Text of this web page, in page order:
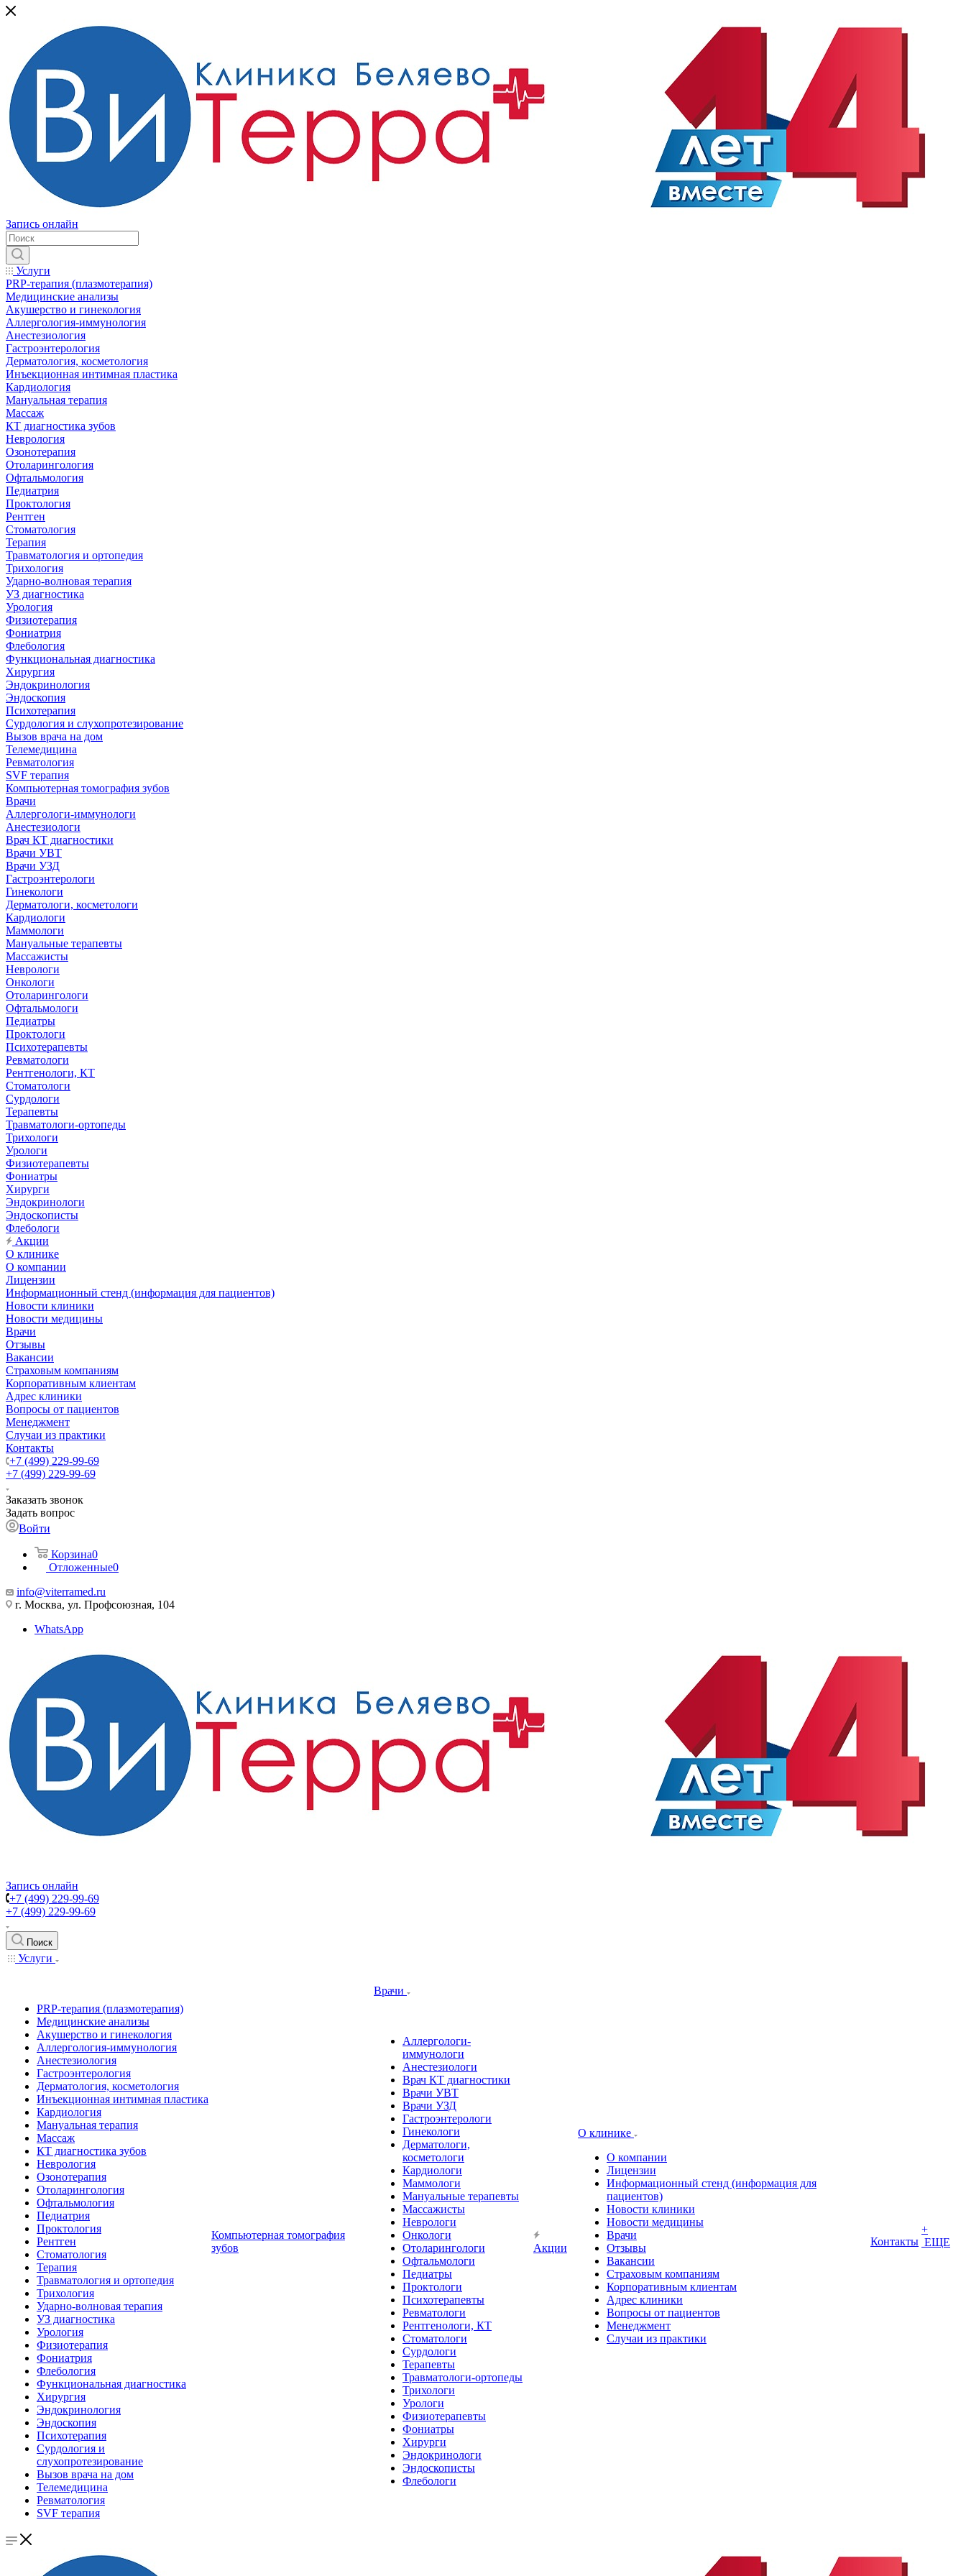
Запись онлайн
Услуги
PRP-терапия (плазмотерапия)
Медицинские анализы
Акушерство и гинекология
Аллергология-иммунология
Анестезиология
Гастроэнтерология
Дерматология, косметология
Инъекционная интимная пластика
Кардиология
Мануальная терапия
Массаж
КТ диагностика зубов
Неврология
Озонотерапия
Отоларингология
Офтальмология
Педиатрия
Проктология
Рентген
Стоматология
Терапия
Травматология и ортопедия
Трихология
Ударно-волновая терапия
УЗ диагностика
Урология
Физиотерапия
Фониатрия
Флебология
Функциональная диагностика
Хирургия
Эндокринология
Эндоскопия
Психотерапия
Сурдология и слухопротезирование
Вызов врача на дом
Телемедицина
Ревматология
SVF терапия
Компьютерная томография зубов
Врачи
Аллергологи-иммунологи
Анестезиологи
Врач КТ диагностики
Врачи УВТ
Врачи УЗД
Гастроэнтерологи
Гинекологи
Дерматологи, косметологи
Кардиологи
Маммологи
Мануальные терапевты
Массажисты
Неврологи
Онкологи
Отоларингологи
Офтальмологи
Педиатры
Проктологи
Психотерапевты
Ревматологи
Рентгенологи, КТ
Стоматологи
Сурдологи
Терапевты
Травматологи-ортопеды
Трихологи
Урологи
Физиотерапевты
Фониатры
Хирурги
Эндокринологи
Эндоскописты
Флебологи
Акции
О клинике
О компании
Лицензии
Информационный стенд (информация для пациентов)
Новости клиники
Новости медицины
Врачи
Отзывы
Вакансии
Страховым компаниям
Корпоративным клиентам
Адрес клиники
Вопросы от пациентов
Менеджмент
Случаи из практики
Контакты
+7 (499) 229-99-69
+7 (499) 229-99-69
Заказать звонок
Задать вопрос
Войти
Корзина0
Отложенные0
info@viterramed.ru
г. Москва, ул. Профсоюзная, 104
WhatsApp
Запись онлайн
+7 (499) 229-99-69
+7 (499) 229-99-69
Поиск
Услуги
PRP-терапия (плазмотерапия)
Медицинские анализы
Акушерство и гинекология
Аллергология-иммунология
Анестезиология
Гастроэнтерология
Дерматология, косметология
Инъекционная интимная пластика
Кардиология
Мануальная терапия
Массаж
КТ диагностика зубов
Неврология
Озонотерапия
Отоларингология
Офтальмология
Педиатрия
Проктология
Рентген
Стоматология
Терапия
Травматология и ортопедия
Трихология
Ударно-волновая терапия
УЗ диагностика
Урология
Физиотерапия
Фониатрия
Флебология
Функциональная диагностика
Хирургия
Эндокринология
Эндоскопия
Психотерапия
Сурдология и
слухопротезирование
Вызов врача на дом
Телемедицина
Ревматология
SVF терапия
Компьютерная томография
зубов
Врачи
Аллергологи-
иммунологи
Анестезиологи
Врач КТ диагностики
Врачи УВТ
Врачи УЗД
Гастроэнтерологи
Гинекологи
Дерматологи,
косметологи
Кардиологи
Маммологи
Мануальные терапевты
Массажисты
Неврологи
Онкологи
Отоларингологи
Офтальмологи
Педиатры
Проктологи
Психотерапевты
Ревматологи
Рентгенологи, КТ
Стоматологи
Сурдологи
Терапевты
Травматологи-ортопеды
Трихологи
Урологи
Физиотерапевты
Фониатры
Хирурги
Эндокринологи
Эндоскописты
Флебологи
Акции
О клинике
О компании
Лицензии
Информационный стенд (информация для
пациентов)
Новости клиники
Новости медицины
Врачи
Отзывы
Вакансии
Страховым компаниям
Корпоративным клиентам
Адрес клиники
Вопросы от пациентов
Менеджмент
Случаи из практики
Контакты
+
ЕЩЕ